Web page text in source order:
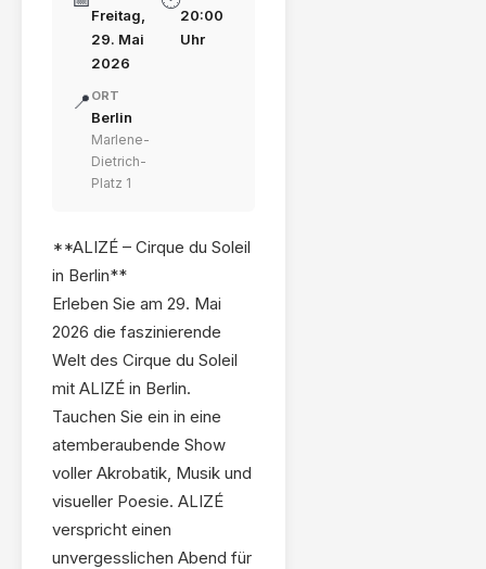
Freitag,
29. Mai
2026
20:00
Uhr
📍 ORT
Berlin
Marlene-
Dietrich-
Platz 1
**ALIZÉ – Cirque du Soleil
in Berlin**
Erleben Sie am 29. Mai
2026 die faszinierende
Welt des Cirque du Soleil
mit ALIZÉ in Berlin.
Tauchen Sie ein in eine
atemberaubende Show
voller Akrobatik, Musik und
visueller Poesie. ALIZÉ
verspricht einen
unvergesslichen Abend für